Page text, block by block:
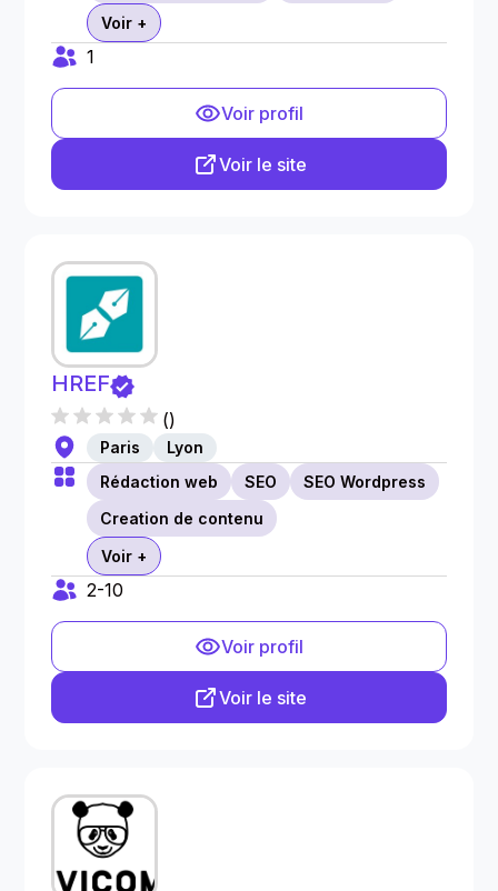
Voir +
1
Voir profil
Voir le site
HREF
()
Paris
Lyon
Rédaction web
SEO
SEO Wordpress
Creation de contenu
Voir +
2-10
Voir profil
Voir le site